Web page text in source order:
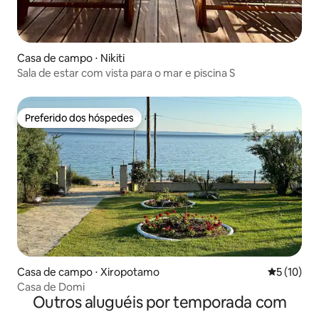
Casa de campo ⋅ Nikiti
Sala de estar com vista para o mar e piscina S
Preferido dos hóspedes
Preferido dos hóspedes
Casa de campo ⋅ Xiropotamo 5 de uma
5 (10)
Casa de Domi
Outros aluguéis por temporada com